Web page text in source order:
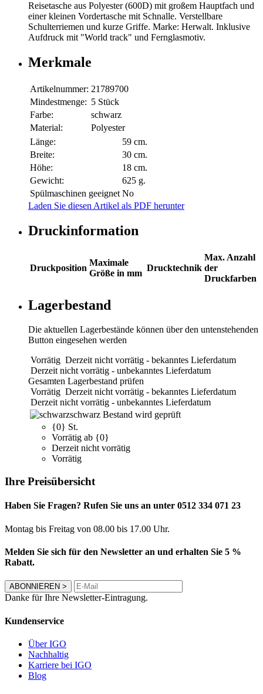
Reisetasche aus Polyester (600D) mit großem Hauptfach und
einer kleinen Vordertasche mit Schnalle. Verstellbare
Schulterriemen und kurze Griffe. Marke: Herwalt. Inklusive
Aufdruck mit "World track" und Fernglasmotiv.
Merkmale
Artikelnummer: 21789700
Mindestmenge: 5 Stück
Farbe:
schwarz
Material:
Polyester
Länge:
59 cm.
Breite:
30 cm.
Höhe:
18 cm.
Gewicht:
625 g.
Spülmaschinen geeignet No
Laden Sie diesen Artikel als PDF herunter
Druckinformation
Druckposition
Maximale
Größe in mm
Drucktechnik
Max. Anzahl
der
Druckfarben
Lagerbestand
Die aktuellen Lagerbestände können über den untenstehenden
Button eingesehen werden
Vorrätig Derzeit nicht vorrätig - bekanntes Lieferdatum
Derzeit nicht vorrätig - unbekanntes Lieferdatum
Gesamten Lagerbestand prüfen
Vorrätig Derzeit nicht vorrätig - bekanntes Lieferdatum
Derzeit nicht vorrätig - unbekanntes Lieferdatum
schwarz Bestand wird geprüft
{0} St.
Vorrätig ab {0}
Derzeit nicht vorrätig
Vorrätig
Ihre Preisübersicht
Haben Sie Fragen? Rufen Sie uns an unter 0512 334 071 23
Montag bis Freitag von 08.00 bis 17.00 Uhr.
Melden Sie sich für den Newsletter an und erhalten Sie 5 %
Rabatt.
ABONNIEREN >
Danke für Ihre Newsletter-Eintragung.
Kundenservice
Über IGO
Nachhaltig
Karriere bei IGO
Blog